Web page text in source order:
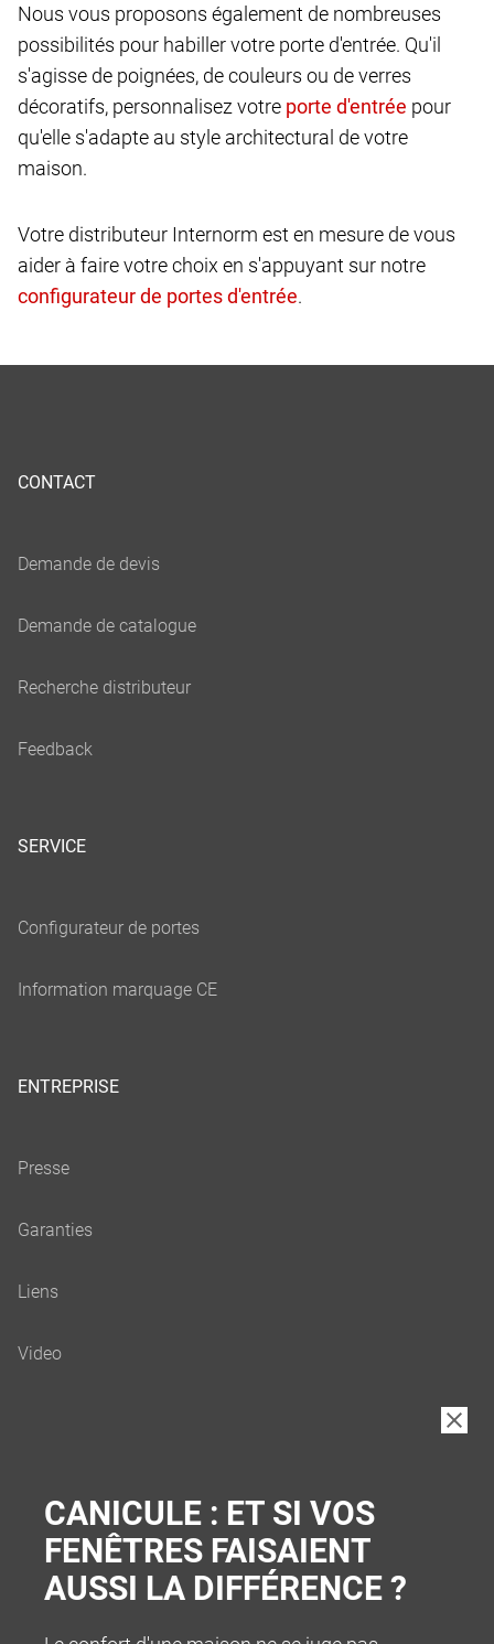
Nous vous proposons également de nombreuses
possibilités pour habiller votre porte d'entrée. Qu'il
s'agisse de poignées, de couleurs ou de verres
décoratifs, personnalisez votre
pour
qu'elle s'adapte au style architectural de votre
maison.
Votre distributeur Internorm est en mesure de vous
aider à faire votre choix en s'appuyant sur notre
.
CONTACT
SERVICE
ENTREPRISE
CANICULE : ET SI VOS
FENÊTRES FAISAIENT
AUSSI LA DIFFÉRENCE ?